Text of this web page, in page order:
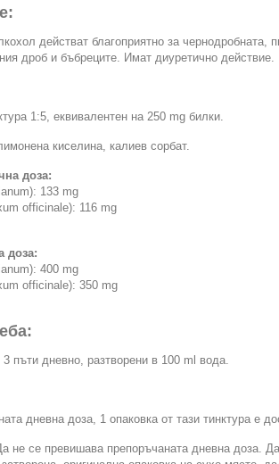
действат благоприятно за
дроб и бъбреците. Имат диуретично действие.
1:5, еквивалентен на 250 mg билки.
киселина, калиев сорбат.
доза:
133 mg
officinale): 116 mg
доза:
400 mg
officinale): 350 mg
пъти дневно, разтворени в 100 ml вода.
дневна доза, 1 опаковка от тази тинктура е
не се превишава препоръчаната дневна доза.